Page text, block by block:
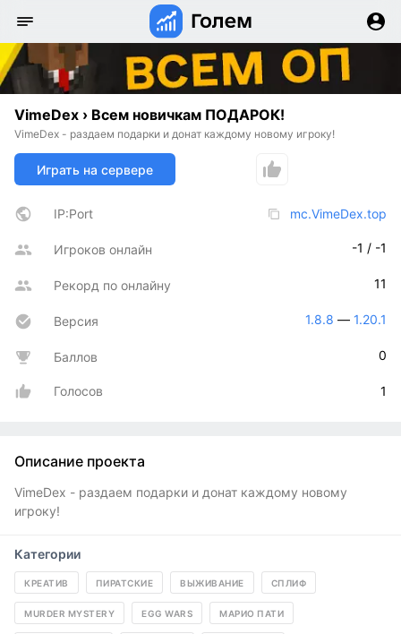
VimeDex › Всем новичкам ПОДАРОК!
VimeDex - раздаем подарки и донат каждому новому игроку!
Играть на сервере
IP:Port mc.VimeDex.top
Игроков онлайн -1 / -1
Рекорд по онлайну 11
Версия 1.8.8 — 1.20.1
Баллов 0
Голосов 1
Описание проекта
VimeDex - раздаем подарки и донат каждому новому
игроку!
Категории
КРЕАТИВ ПИРАТСКИЕ ВЫЖИВАНИЕ СПЛИФ
MURDER MYSTERY EGG WARS МАРИО ПАТИ